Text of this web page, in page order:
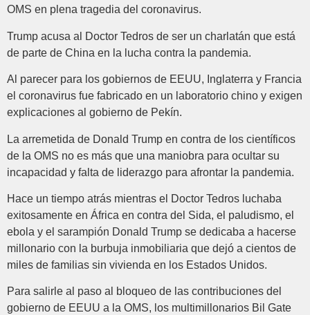
OMS en plena tragedia del coronavirus.
Trump acusa al Doctor Tedros de ser un charlatán que está
de parte de China en la lucha contra la pandemia.
Al parecer para los gobiernos de EEUU, Inglaterra y Francia
el coronavirus fue fabricado en un laboratorio chino y exigen
explicaciones al gobierno de Pekín.
La arremetida de Donald Trump en contra de los científicos
de la OMS no es más que una maniobra para ocultar su
incapacidad y falta de liderazgo para afrontar la pandemia.
Hace un tiempo atrás mientras el Doctor Tedros luchaba
exitosamente en África en contra del Sida, el paludismo, el
ebola y el sarampión Donald Trump se dedicaba a hacerse
millonario con la burbuja inmobiliaria que dejó a cientos de
miles de familias sin vivienda en los Estados Unidos.
Para salirle al paso al bloqueo de las contribuciones del
gobierno de EEUU a la OMS, los multimillonarios Bil Gate